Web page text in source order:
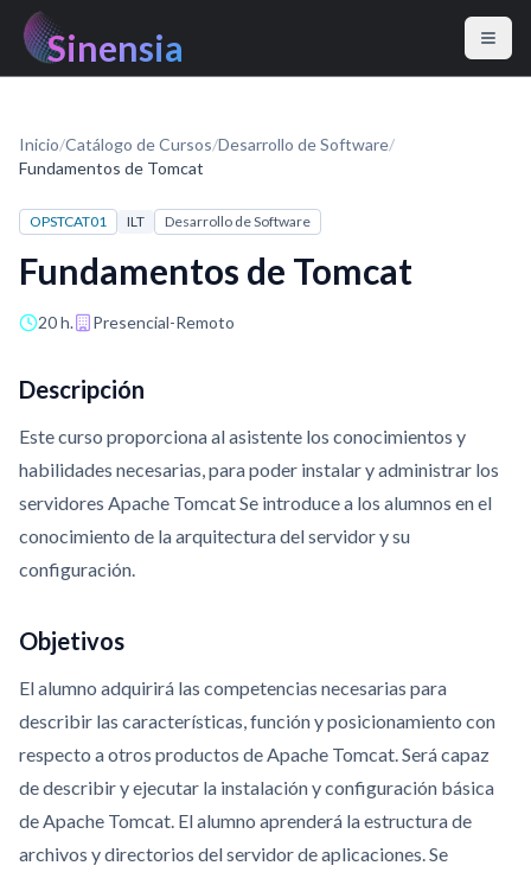
Sinensia
Inicio/Catálogo de Cursos/Desarrollo de Software/
Fundamentos de Tomcat
OPSTCAT01 ILT Desarrollo de Software
Fundamentos de Tomcat
20 h. Presencial-Remoto
Descripción
Este curso proporciona al asistente los conocimientos y
habilidades necesarias, para poder instalar y administrar los
servidores Apache Tomcat Se introduce a los alumnos en el
conocimiento de la arquitectura del servidor y su
configuración.
Objetivos
El alumno adquirirá las competencias necesarias para
describir las características, función y posicionamiento con
respecto a otros productos de Apache Tomcat. Será capaz
de describir y ejecutar la instalación y configuración básica
de Apache Tomcat. El alumno aprenderá la estructura de
archivos y directorios del servidor de aplicaciones. Se